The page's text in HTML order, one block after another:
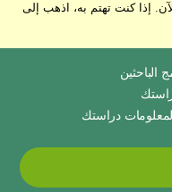
إذا كنت تهتم به، اذهب إلى
الباحثين
دراستك